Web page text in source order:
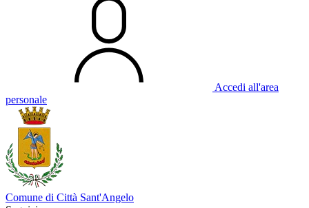
Accedi all'area
personale
Comune di Città Sant'Angelo